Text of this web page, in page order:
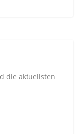
die aktuellsten